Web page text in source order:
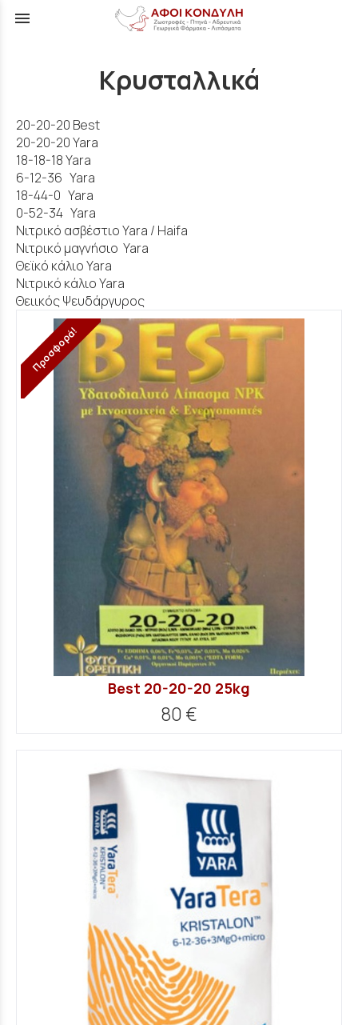
menu
Κρυσταλλικά
20-20-20 Best
20-20-20 Yara
18-18-18 Yara
6-12-36 Yara
18-44-0 Yara
0-52-34 Yara
Νιτρικό ασβέστιο Yara / Haifa
Νιτρικό μαγνήσιο Yara
Θεϊκό κάλιο Yara
Νιτρικό κάλιο Yara
Θειικός Ψευδάργυρος
Προσφορά!
Best 20-20-20 25kg
80 €